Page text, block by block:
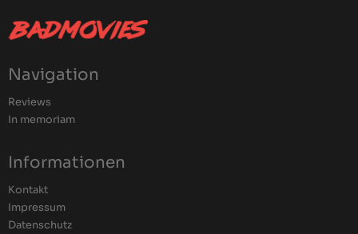
Navigation
Reviews
In memoriam
Informationen
Kontakt
Impressum
Datenschutz